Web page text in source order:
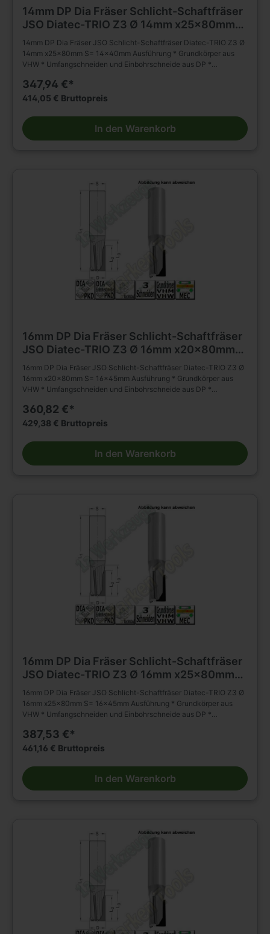
14mm DP Dia Fräser Schlicht-Schaftfräser
JSO Diatec-TRIO Z3 Ø 14mm x25x80mm
S= 14x40mm
14mm DP Dia Fräser JSO Schlicht-Schaftfräser Diatec-TRIO Z3 Ø
14mm x25x80mm S= 14x40mm Ausführung * Grundkörper aus
VHW * Umfangschneiden und Einbohrschneide aus DP *
nachschärfbar Anwendung * Schlichten, Nuten, Formatieren,
Trennen (Nesting) und Falzen von besonders abrasiven
Besondere Vorteile * für gesteigertes Spanvolumen und reduzierte
Schnittkräfte Einsatzempfehlung: * Duroplaste/Thermoplaste/HPL:
n = 15 000 - 18 000 min-1, vf = 3 - 8 m/min * Mineralwerkstoffe: n
347,94 €*
414,05 € Bruttopreis
In den Warenkorb
16mm DP Dia Fräser Schlicht-Schaftfräser
JSO Diatec-TRIO Z3 Ø 16mm x20x80mm
S= 16x45mm
16mm DP Dia Fräser JSO Schlicht-Schaftfräser Diatec-TRIO Z3 Ø
16mm x20x80mm S= 16x45mm Ausführung * Grundkörper aus
VHW * Umfangschneiden und Einbohrschneide aus DP *
nachschärfbar Anwendung * Schlichten, Nuten, Formatieren,
Trennen (Nesting) und Falzen von besonders abrasiven
Besondere Vorteile * für gesteigertes Spanvolumen und reduzierte
Schnittkräfte Einsatzempfehlung: * Duroplaste/Thermoplaste/HPL:
n = 15 000 - 18 000 min-1, vf = 3 - 8 m/min * Mineralwerkstoffe: n
360,82 €*
429,38 € Bruttopreis
In den Warenkorb
16mm DP Dia Fräser Schlicht-Schaftfräser
JSO Diatec-TRIO Z3 Ø 16mm x25x80mm
S= 16x45mm
16mm DP Dia Fräser JSO Schlicht-Schaftfräser Diatec-TRIO Z3 Ø
16mm x25x80mm S= 16x45mm Ausführung * Grundkörper aus
VHW * Umfangschneiden und Einbohrschneide aus DP *
nachschärfbar Anwendung * Schlichten, Nuten, Formatieren,
Trennen (Nesting) und Falzen von besonders abrasiven
Besondere Vorteile * für gesteigertes Spanvolumen und reduzierte
Schnittkräfte Einsatzempfehlung: * Duroplaste/Thermoplaste/HPL:
n = 15 000 - 18 000 min-1, vf = 3 - 8 m/min * Mineralwerkstoffe: n
387,53 €*
461,16 € Bruttopreis
In den Warenkorb